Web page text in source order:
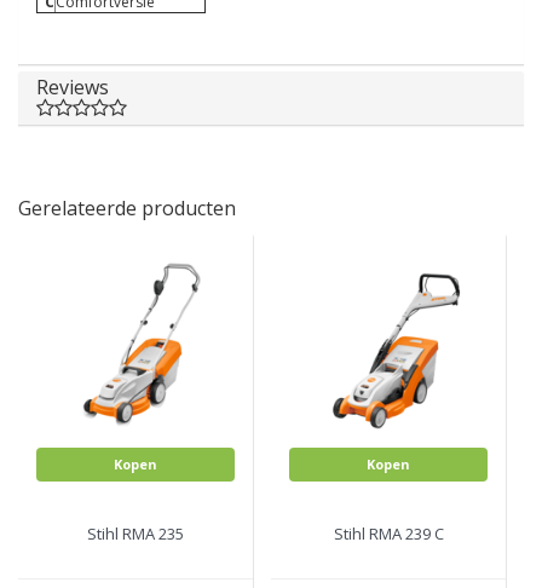
Reviews
Gerelateerde producten
Kopen
Stihl RMA 235
Kopen
Stihl RMA 239 C